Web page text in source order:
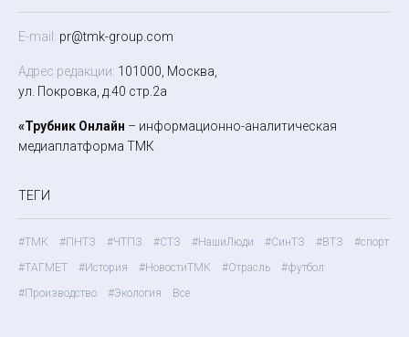
E-mail: pr@tmk-group.com
Адрес редакции: 101000, Москва,
ул. Покровка, д.40 стр.2а
«Трубник Онлайн – информационно-аналитическая
медиаплатформа ТМК
ТЕГИ
#ТМК #ПНТЗ #ЧТПЗ #СТЗ #НашиЛюди #СинТЗ #ВТЗ
#спорт
#ТАГМЕТ
#История #НовостиТМК #Отрасль
#футбол
#Производство
#Экология Все